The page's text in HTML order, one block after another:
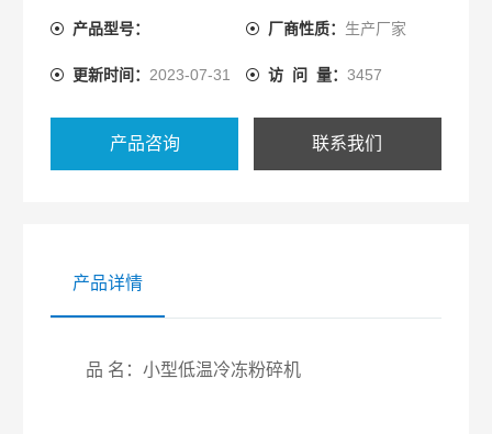
设备，该机适用于干燥的食品，药品，土壤，谷物，
产品型号： 厂商性质： 生产厂家
更新时间： 2023-07-31 访 问 量： 3457
产品咨询 联系我们
产品详情
品 名：小型低温冷冻粉碎机